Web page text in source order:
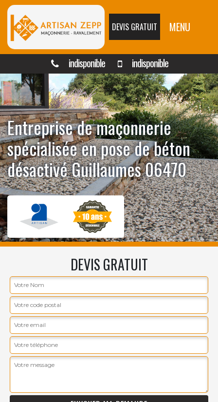
DEVIS GRATUIT MENU
indisponible indisponible
Entreprise de maçonnerie
spécialisée en pose de béton
désactivé Guillaumes 06470
DEVIS GRATUIT